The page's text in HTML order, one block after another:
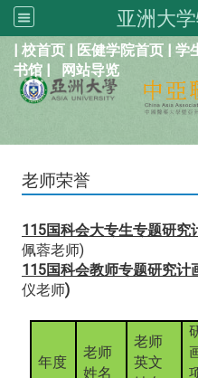
亚洲大
| 校首页 | 医健学院首页 | 学
书馆 |
网站导览
老师荣誉
115国科会大专生专题研究
佩蓉老师)
115国科会教师专题研究计
仪老师)
年度
老师
姓名
老师
英文